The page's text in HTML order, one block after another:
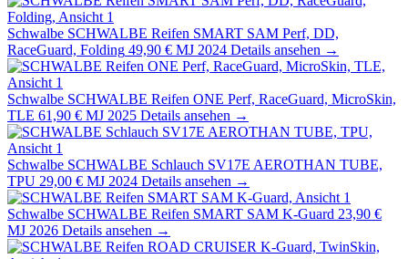
Schwalbe SCHWALBE Reifen SMART SAM Perf, DD,
RaceGuard, Folding 49,90 € MJ 2024 Details ansehen →
Schwalbe SCHWALBE Reifen ONE Perf, RaceGuard, MicroSkin,
TLE 61,90 € MJ 2025 Details ansehen →
Schwalbe SCHWALBE Schlauch SV17E AEROTHAN TUBE,
TPU 29,00 € MJ 2024 Details ansehen →
Schwalbe SCHWALBE Reifen SMART SAM K-Guard 23,90 €
MJ 2026 Details ansehen →